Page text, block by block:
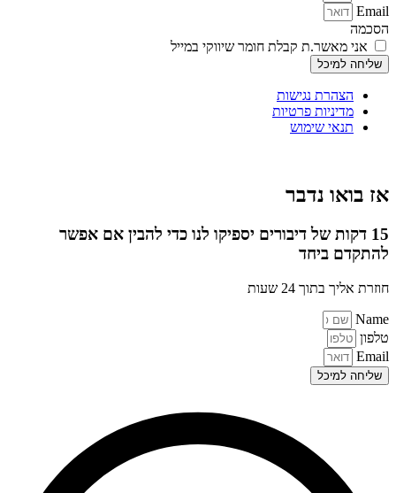
Email
הסכמה
אני מאשר.ת קבלת חומר שיווקי במייל
שליחה למיכל
הצהרת נגישות
מדיניות פרטיות
תנאי שימוש
אז בואו נדבר
15 דקות של דיבורים יספיקו לנו כדי להבין אם אפשר
להתקדם ביחד
חוזרת אליך בתוך 24 שעות
Name
טלפון
Email
שליחה למיכל